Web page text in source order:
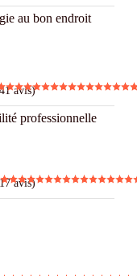
au bon endroit
avis)
professionnelle
avis)